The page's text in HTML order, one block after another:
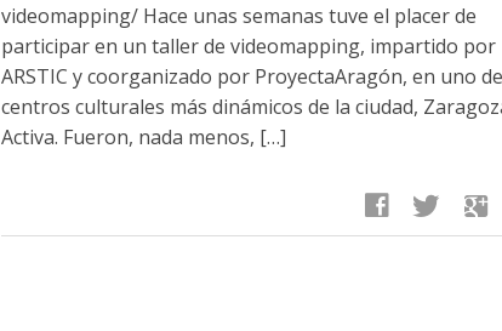
videomapping/ Hace unas semanas tuve el placer de
participar en un taller de videomapping, impartido por
ARSTIC y coorganizado por ProyectaAragón, en uno
centros culturales más dinámicos de la ciudad,
Activa. Fueron, nada menos, […]
facebook twitter google